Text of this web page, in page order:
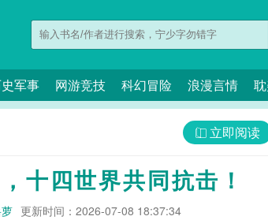
军事 网游竞技 科幻冒险 浪漫言情
立即阅读
十四世界共同抗击！
更新时间：2026-07-08 18:37:34